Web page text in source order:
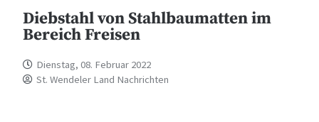
Diebstahl von Stahlbaumatten im
Bereich Freisen
Dienstag, 08. Februar 2022
St. Wendeler Land Nachrichten